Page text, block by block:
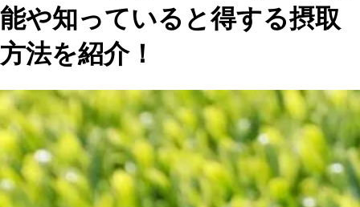
能や知っていると得する摂取
方法を紹介！